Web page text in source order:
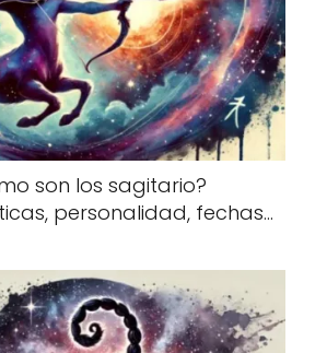
son los sagitario?
personalidad, fechas...